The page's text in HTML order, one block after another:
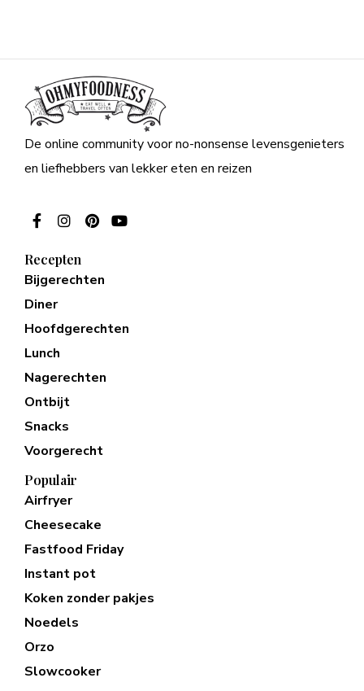
De online community voor no-nonsense levensgenieters
en liefhebbers van lekker eten en reizen
Recepten
Bijgerechten
Diner
Hoofdgerechten
Lunch
Nagerechten
Ontbijt
Snacks
Voorgerecht
Populair
Airfryer
Cheesecake
Fastfood Friday
Instant pot
Koken zonder pakjes
Noedels
Orzo
Slowcooker